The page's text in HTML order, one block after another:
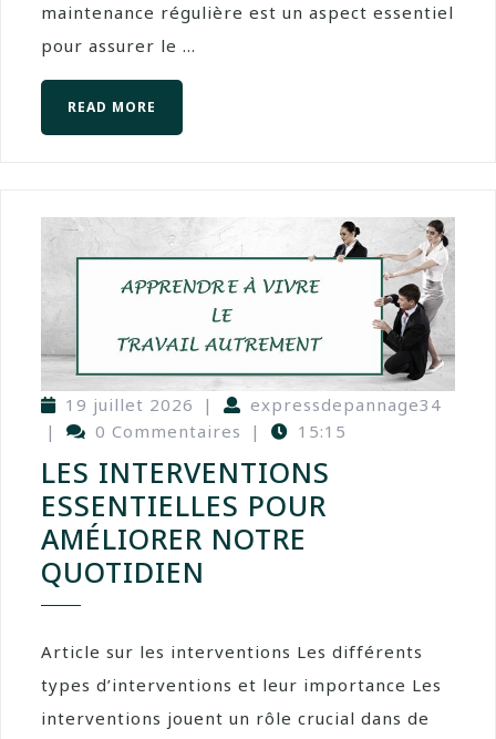
maintenance régulière est un aspect essentiel
pour assurer le ...
READ MORE
19 juillet 2026 |
expressdepannage34
|
0 Commentaires | 15:15
LES INTERVENTIONS
ESSENTIELLES POUR
AMÉLIORER NOTRE
QUOTIDIEN
Article sur les interventions Les différents
types d’interventions et leur importance Les
interventions jouent un rôle crucial dans de